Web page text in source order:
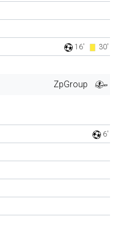
16' 30'
ZpGroup
6'